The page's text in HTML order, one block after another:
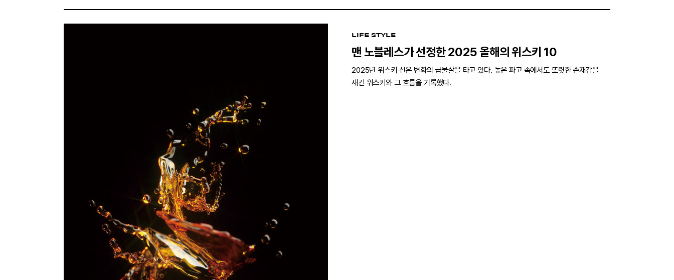
LIFE STYLE
맨 노블레스가 선정한 2025 올해의 위스키 10
2025년 위스키 신은 변화의 급물살을 타고 있다. 높은 파고 속에서도 또렷한 존재감을
새긴 위스키와 그 흐름을 기록했다.